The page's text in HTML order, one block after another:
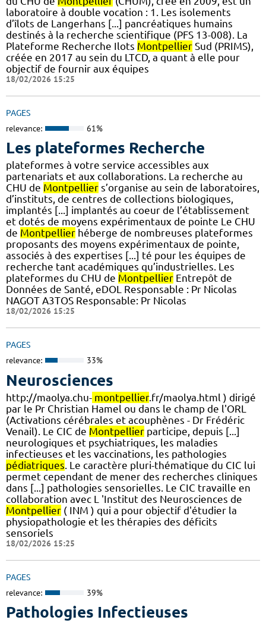
laboratoire à double vocation : 1. Les isolements
d’îlots de Langerhans [...] pancréatiques humains
destinés à la recherche scientifique (PFS 13-008). La
Plateforme Recherche Ilots Montpellier Sud (PRIMS),
créée en 2017 au sein du LTCD, a quant à elle pour
objectif de fournir aux équipes
18/02/2026 15:25
PAGES
relevance: 61%
Les plateformes Recherche
plateformes à votre service accessibles aux
partenariats et aux collaborations. La recherche au
CHU de Montpellier s’organise au sein de laboratoires,
d’instituts, de centres de collections biologiques,
implantés [...] implantés au coeur de l’établissement
et dotés de moyens expérimentaux de pointe Le CHU
de Montpellier héberge de nombreuses plateformes
proposants des moyens expérimentaux de pointe,
associés à des expertises [...] té pour les équipes de
recherche tant académiques qu’industrielles. Les
plateformes du CHU de Montpellier Entrepôt de
Données de Santé, eDOL Responsable : Pr Nicolas
NAGOT A3TOS Responsable: Pr Nicolas
18/02/2026 15:25
PAGES
relevance: 33%
Neurosciences
http://maolya.chu- montpellier.fr/maolya.html ) dirigé
par le Pr Christian Hamel ou dans le champ de l'ORL
(Activations cérébrales et acouphènes - Dr Frédéric
Venail). Le CIC de Montpellier participe, depuis [...]
neurologiques et psychiatriques, les maladies
infectieuses et les vaccinations, les pathologies
pédiatriques . Le caractère pluri-thématique du CIC lui
permet cependant de mener des recherches cliniques
dans [...] pathologies sensorielles. Le CIC travaille en
collaboration avec L 'Institut des Neurosciences de
Montpellier ( INM ) qui a pour objectif d'étudier la
physiopathologie et les thérapies des déficits
sensoriels
18/02/2026 15:25
PAGES
relevance: 39%
Pathologies Infectieuses